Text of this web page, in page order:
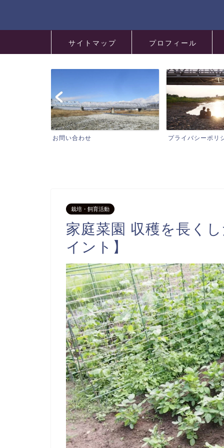
サイトマップ プロフィール
プライバシーポリシー 特定商取引法に基
栽培・飼育活動
家庭菜園 収穫を長く
イント】